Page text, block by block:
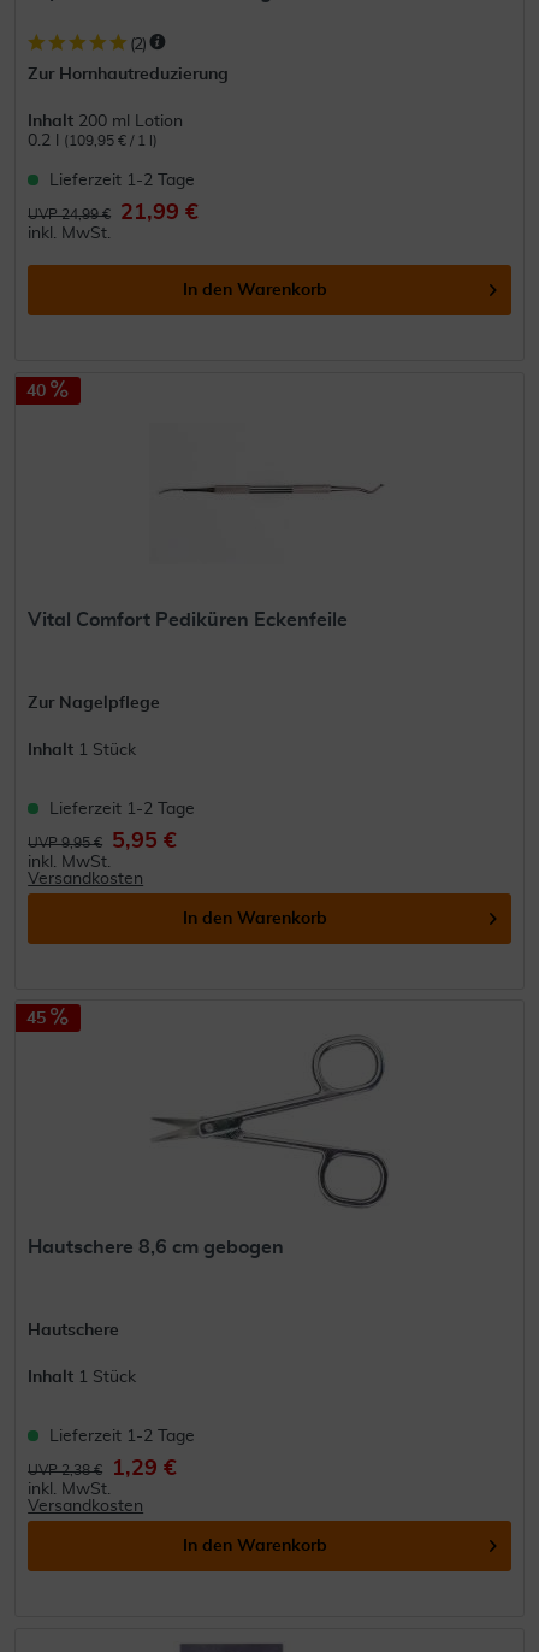
(2)
Zur Hornhautreduzierung
Inhalt 200 ml Lotion
0.2 l
(109,95 € / 1 l)
Lieferzeit 1-2 Tage
UVP 24,99 € 21,99 €
inkl. MwSt.
In den Warenkorb
40
Vital Comfort Pediküren Eckenfeile
Zur Nagelpflege
Inhalt 1 Stück
Lieferzeit 1-2 Tage
UVP 9,95 € 5,95 €
inkl. MwSt.
Versandkosten
In den Warenkorb
45
Hautschere 8,6 cm gebogen
Hautschere
Inhalt 1 Stück
Lieferzeit 1-2 Tage
UVP 2,38 € 1,29 €
inkl. MwSt.
Versandkosten
In den Warenkorb